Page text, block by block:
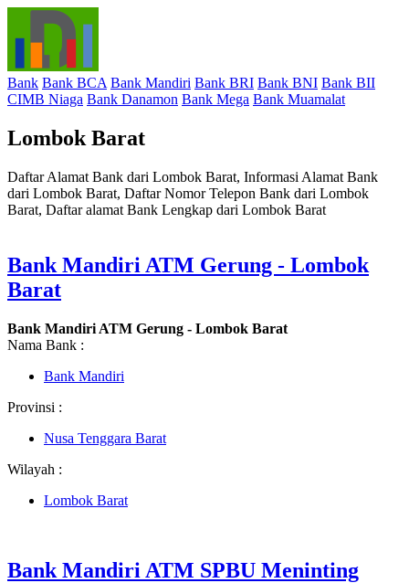
Bank Bank BCA Bank Mandiri Bank BRI Bank BNI Bank BII
CIMB Niaga Bank Danamon Bank Mega Bank Muamalat
Lombok Barat
Daftar Alamat Bank dari Lombok Barat, Informasi Alamat Bank
dari Lombok Barat, Daftar Nomor Telepon Bank dari Lombok
Barat, Daftar alamat Bank Lengkap dari Lombok Barat
Bank Mandiri ATM Gerung - Lombok
Barat
Bank Mandiri ATM Gerung - Lombok Barat
Nama Bank :
Bank Mandiri
Provinsi :
Nusa Tenggara Barat
Wilayah :
Lombok Barat
Bank Mandiri ATM SPBU Meninting